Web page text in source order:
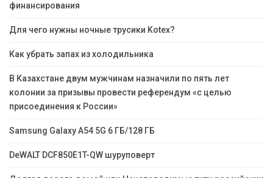
финансирования
Для чего нужны ночные трусики Kotex?
Как убрать запах из холодильника
В Казахстане двум мужчинам назначили по пять лет
колонии за призывы провести референдум «с целью
присоединения к России»
Samsung Galaxy A54 5G 6 ГБ/128 ГБ
DeWALT DCF850E1T-QW шуруповерт